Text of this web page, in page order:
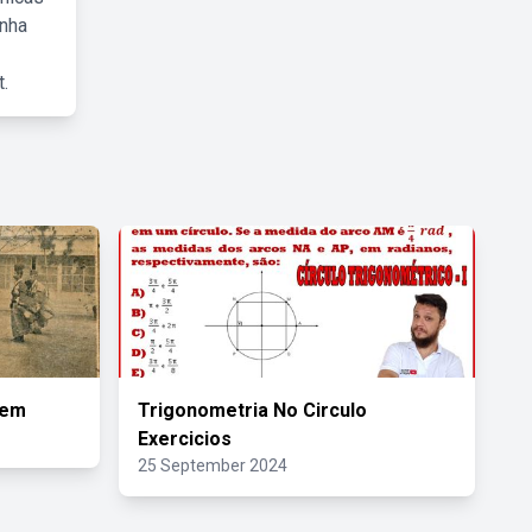
Trigonometria No Circulo
Exercicios
25 September 2024